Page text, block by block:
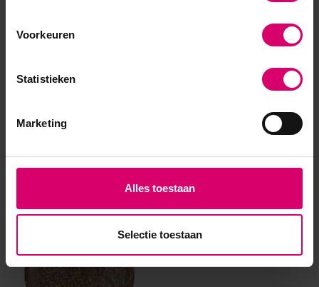
Voorkeuren
Statistieken
Marketing
Alles toestaan
Selectie toestaan